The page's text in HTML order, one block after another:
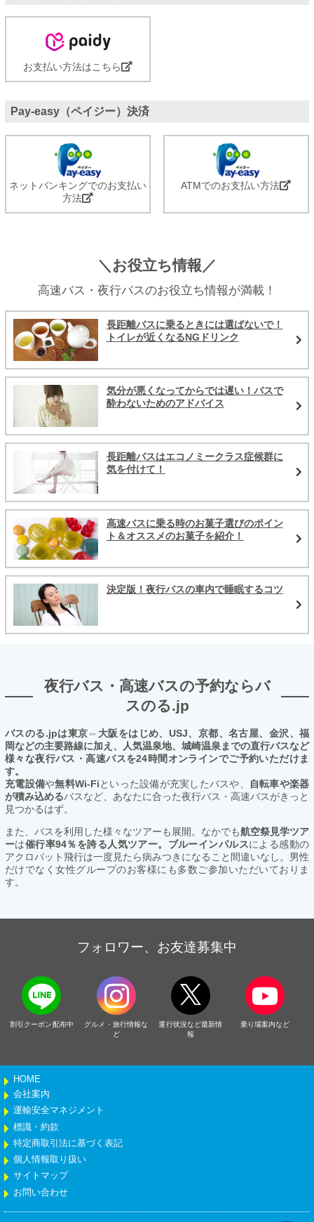
お支払い方法はこちら
Pay-easy（ペイジー）決済
ネットバンキングでのお支払い
方法
ATMでのお支払い方法
＼お役立ち情報／
高速バス・夜行バスのお役立ち情報が満載！
長距離バスに乗るときには選ばないで！
トイレが近くなるNGドリンク
気分が悪くなってからでは遅い！バスで
酔わないためのアドバイス
長距離バスはエコノミークラス症候群に
気を付けて！
高速バスに乗る時のお菓子選びのポイン
ト＆オススメのお菓子を紹介！
決定版！夜行バスの車内で睡眠するコツ
夜行バス・高速バスの予約ならバ
スのる.jp
バスのる.jpは東京⇔大阪をはじめ、USJ、京都、名古屋、金沢、福
岡などの主要路線に加え、人気温泉地、城崎温泉までの直行バスなど
様々な夜行バス・高速バスを24時間オンラインでご予約いただけま
す。
充電設備や無料Wi-Fiといった設備が充実したバスや、
自転車や楽器
が積み込めるバスなど、あなたに合った夜行バス・高速バスがきっと
見つかるはず。
また、バスを利用した様々なツアーも展開。なかでも航空祭見学ツア
ーは催行率94％を誇る人気ツアー。ブルーインパルスによる感動の
アクロバット飛行は一度見たら病みつきになること間違いなし。男性
だけでなく女性グループのお客様にも多数ご参加いただいておりま
す。
フォロワー、お友達募集中
割引クーポン配布中
グルメ・旅行情報な
ど
運行状況など最新情
報
乗り場案内など
HOME
会社案内
運輸安全マネジメント
標識・約款
特定商取引法に基づく表記
個人情報取り扱い
サイトマップ
お問い合わせ